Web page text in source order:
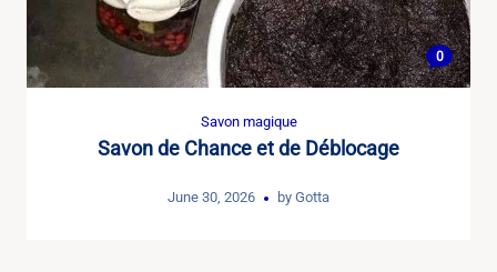
0
Savon magique
Savon de Chance et de Déblocage
June 30, 2026 by Gotta